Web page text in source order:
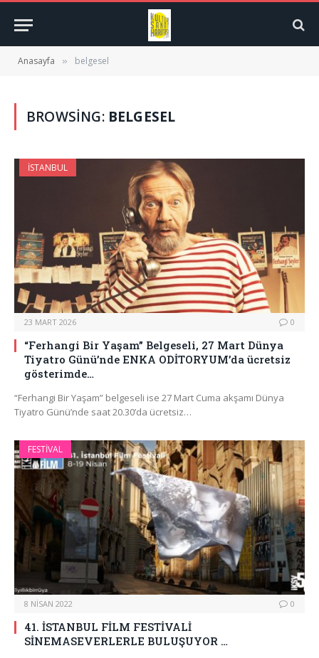
Anasayfa » belgesel
BROWSING: BELGESEL
İSTANBUL
23 MART 2026 0
“Ferhangi Bir Yaşam” Belgeseli, 27 Mart Dünya
Tiyatro Günü’nde ENKA ODİTORYUM’da ücretsiz
gösterimde…
“Ferhangi Bir Yaşam” belgeseli ise 27 Mart Cuma akşamı Dünya
Tiyatro Günü’nde saat 20.30’da ücretsiz…
FESTIVAL
8 NISAN 2022 0
41. İSTANBUL FİLM FESTİVALİ
SİNEMASEVERLERLE BULUŞUYOR …